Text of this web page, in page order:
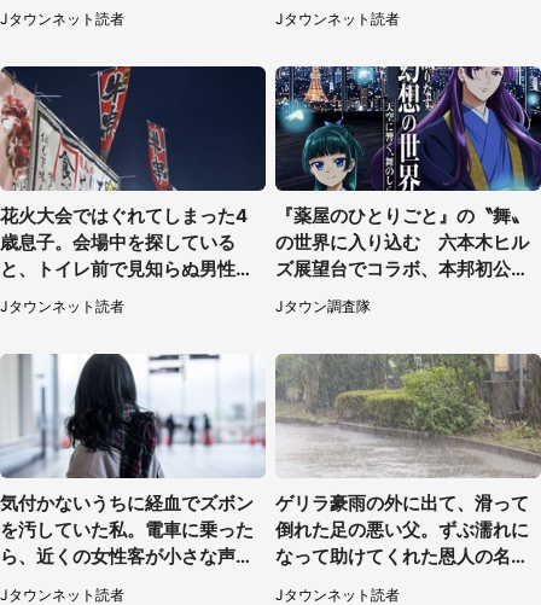
Jタウンネット読者
キャストが（60代女性）
Jタウンネット読者
花火大会ではぐれてしまった4
歳息子。会場中を探している
と、トイレ前で見知らぬ男性に
（東京都・女性）
Jタウンネット読者
『薬屋のひとりごと』の〝舞〟
の世界に入り込む 六本木ヒル
ズ展望台でコラボ、本邦初公開
の「猫猫像」も【8／1～10／2
6】
Jタウン調査隊
気付かないうちに経血でズボン
を汚していた私。電車に乗った
ら、近くの女性客が小さな声で
（千葉県・10代女性）
Jタウンネット読者
ゲリラ豪雨の外に出て、滑って
倒れた足の悪い父。ずぶ濡れに
なって助けてくれた恩人の名前
Jタウンネット読者